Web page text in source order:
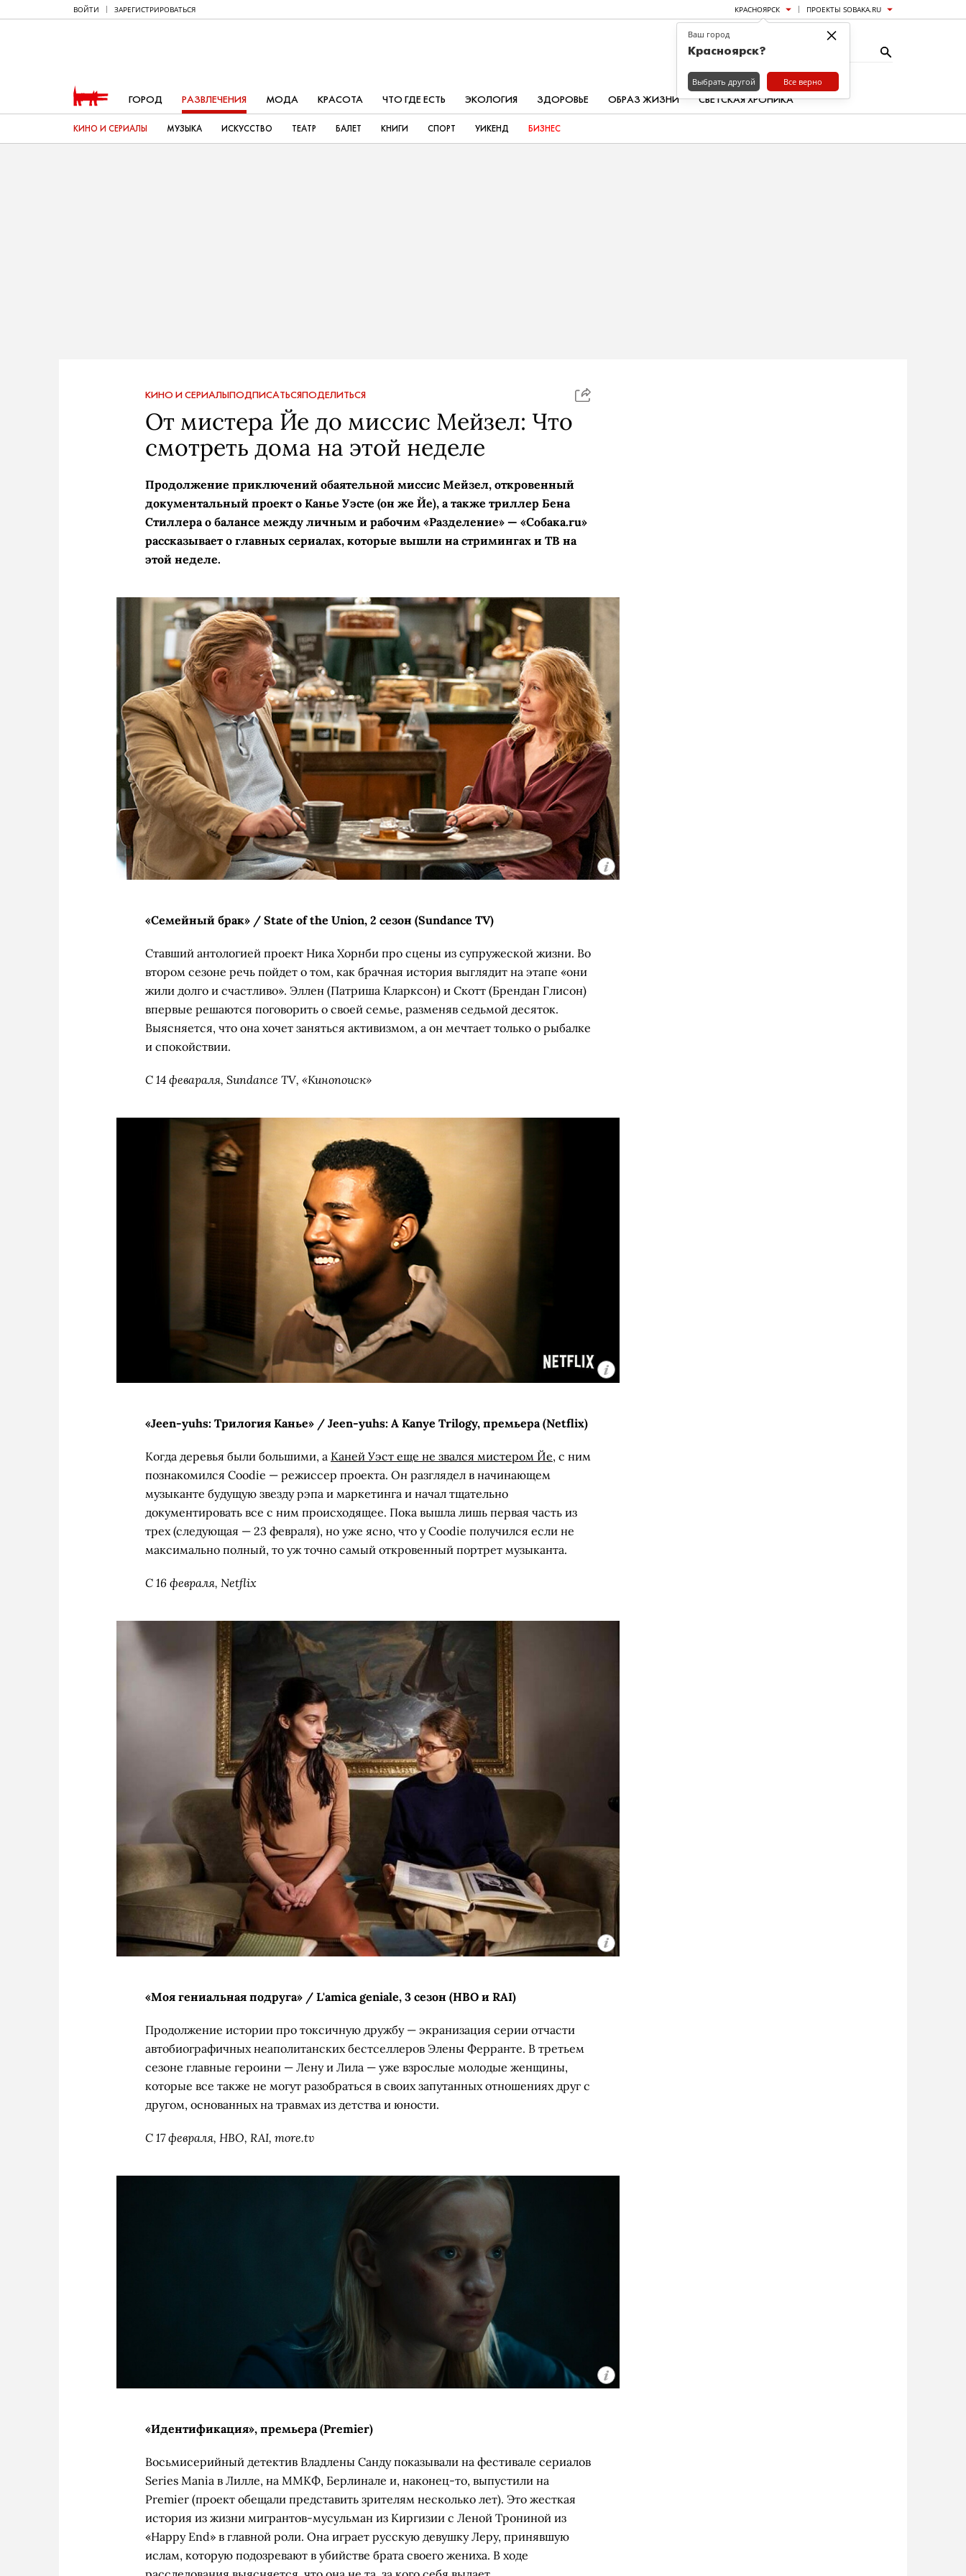
ВОЙТИ ЗАРЕГИСТРИРОВАТЬСЯ КРАСНОЯРСК ПРОЕКТЫ SOBAKA.RU
ГОРОД РАЗВЛЕЧЕНИЯ МОДА КРАСОТА ЧТО ГДЕ ЕСТЬ ЭКОЛОГИЯ ЗДОРОВЬЕ ОБРАЗ ЖИЗНИ СВЕТСКАЯ ХРОНИКА
КИНО И СЕРИАЛЫ МУЗЫКА ИСКУССТВО ТЕАТР БАЛЕТ КНИГИ СПОРТ УИКЕНД БИЗНЕС
КИНО И СЕРИАЛЫПОДПИСАТЬСЯПОДЕЛИТЬСЯ
От мистера Йе до миссис Мейзел: Что
смотреть дома на этой неделе
Продолжение приключений обаятельной миссис Мейзел, откровенный
документальный проект о Канье Уэсте (он же Йе), а также триллер Бена
Стиллера о балансе между личным и рабочим «Разделение» — «Собака.ru»
рассказывает о главных сериалах, которые вышли на стримингах и ТВ на
этой неделе.
«Семейный брак» / State of the Union, 2 сезон (Sundance TV)
Ставший антологией проект Ника Хорнби про сцены из супружеской жизни. Во
втором сезоне речь пойдет о том, как брачная история выглядит на этапе «они
жили долго и счастливо». Эллен (Патриша Кларксон) и Скотт (Брендан Глисон)
впервые решаются поговорить о своей семье, разменяв седьмой десяток.
Выясняется, что она хочет заняться активизмом, а он мечтает только о рыбалке
и спокойствии.
С 14 февараля, Sundance TV, «Кинопоиск»
«Jeen-yuhs: Трилогия Канье» / Jeen-yuhs: A Kanye Trilogy, премьера (Netflix)
Когда деревья были большими, а Каней Уэст еще не звался мистером Йе, с ним
познакомился Coodie — режиссер проекта. Он разглядел в начинающем
музыканте будущую звезду рэпа и маркетинга и начал тщательно
документировать все с ним происходящее. Пока вышла лишь первая часть из
трех (следующая — 23 февраля), но уже ясно, что у Coodie получился если не
максимально полный, то уж точно самый откровенный портрет музыканта.
С 16 февраля, Netflix
«Моя гениальная подруга» / L'amica geniale, 3 сезон (HBO и RAI)
Продолжение истории про токсичную дружбу — экранизация серии отчасти
автобиографичных неаполитанских бестселлеров Элены Ферранте. В третьем
сезоне главные героини — Лену и Лила — уже взрослые молодые женщины,
которые все также не могут разобраться в своих запутанных отношениях друг с
другом, основанных на травмах из детства и юности.
С 17 февраля, HBO, RAI, more.tv
«Идентификация», премьера (Premier)
Восьмисерийный детектив Владлены Санду показывали на фестивале сериалов
Series Mania в Лилле, на ММКФ, Берлинале и, наконец-то, выпустили на
Premier (проект обещали представить зрителям несколько лет). Это жесткая
история из жизни мигрантов-мусульман из Киргизии с Леной Трониной из
«Happy End» в главной роли. Она играет русскую девушку Леру, принявшую
ислам, которую подозревают в убийстве брата своего жениха. В ходе
×
Ваш город
Красноярск?
Выбрать другой Все верно